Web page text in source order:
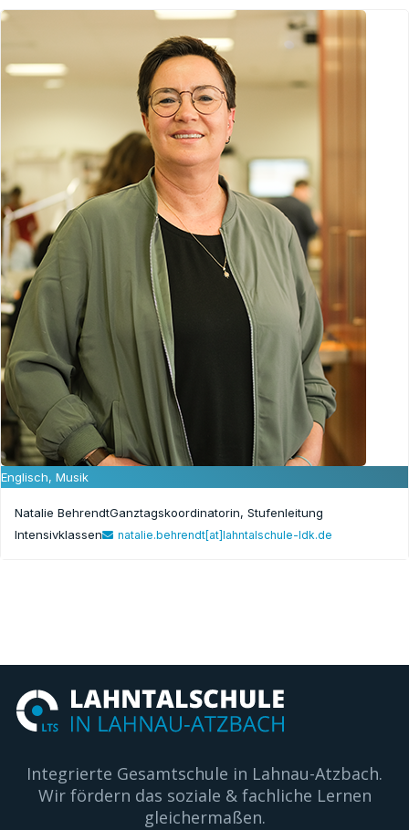
Englisch, Musik
Natalie BehrendtGanztagskoordinatorin, Stufenleitung
Intensivklassen
natalie.behrendt[at]lahntalschule-ldk.de
Integrierte Gesamtschule in Lahnau-Atzbach.
Wir fördern das soziale & fachliche Lernen
gleichermaßen.